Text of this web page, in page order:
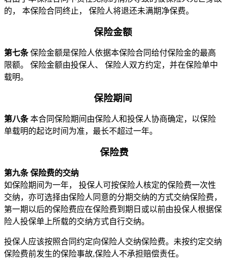
的， 本保险合同终止， 保险人将退还未满期净保费。
保险金额
第七条保险金额是保险人依据本保险合同给付保险金的最高
限额。 保险金额由投保人、 保险人双方约定，并在保险单中
载明。
保险期间
第八条本合同保险期间由保险人和投保人协商确定，以保险
单载明的起讫时间为准，最长不超过一年。
保险费
第九条 保险费的交纳
如保险期间为一年， 投保人可按保险人核定的保险费一次性
交纳，亦可选择由保险人同意的分期交纳的方式交纳保险费，
第一期以后的保险费应在保险费到期日或以前由投保人根据保
险人投保单上所载的交纳方式自行交纳。
投保人应该按照合同约定向保险人交纳保险费。未按约定交纳
保险费前发生的保险事故,保险人不承担赔偿责任。